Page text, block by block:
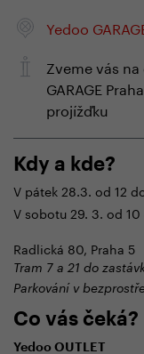
Yedoo
Zveme vás
GARAGE
projížďku
Kdy a kde?
V pátek 28.3. od 12
V sobotu 29. 3. od
Radlická 80, Praha 5
Tram 7 a 21 do
Parkování v
Co vás čeká?
Yedoo OUTLET